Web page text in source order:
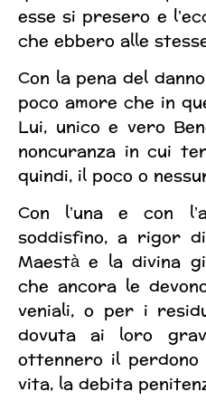
esse si presero e
che ebbero alle
Con la pena del
poco amore che in
Lui, unico e vero
noncuranza in cui
quindi, il poco o
Con l’una e con
soddisfino, a rigor
Maestà e la divina
che ancora le
veniali, o per i
dovuta ai loro
ottennero il
vita, la debita